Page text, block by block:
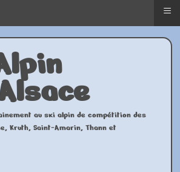
au ski alpin de compétition des
Kruth, Saint-Amarin, Thann et
≡